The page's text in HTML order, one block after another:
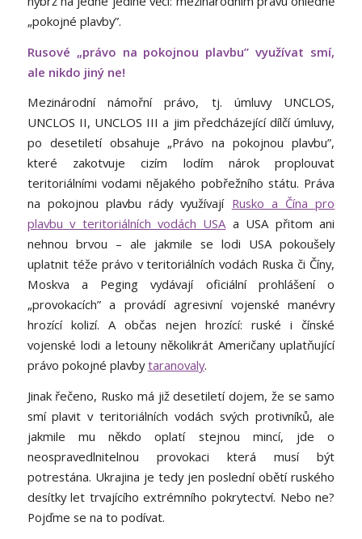
„pokojné plavby”.
Rusové „právo na pokojnou plavbu” využívat smí,
ale nikdo jiný ne!
Mezinárodní námořní právo, tj. úmluvy UNCLOS,
UNCLOS II, UNCLOS III a jim předcházející dílčí úmluvy,
po desetiletí obsahuje „Právo na pokojnou plavbu”,
které zakotvuje cizím lodím nárok proplouvat
teritoriálními vodami nějakého pobřežního státu. Práva
na pokojnou plavbu rády využívají Rusko a Čína pro
plavbu v teritoriálních vodách USAa USA přitom ani
nehnou brvou – ale jakmile se lodi USA pokoušely
uplatnit téže právo v teritoriálních vodách Ruska či Číny,
Moskva a Peging vydávají oficiální prohlášení o
„provokacích” a provádí agresivní vojenské manévry
hrozící kolizí. A občas nejen hrozící: ruské i čínské
vojenské lodi a letouny několikrát Američany uplatňující
právo pokojné plavbytaranovaly.
Jinak řečeno, Rusko má již desetiletí dojem, že se samo
smí plavit v teritoriálních vodách svých protivníků, ale
jakmile mu někdo oplatí stejnou mincí, jde o
neospravedlnitelnou provokaci která musí být
potrestána. Ukrajina je tedy jen poslední obětí ruského
desítky let trvajícího extrémního pokrytectví. Nebo ne?
Pojďme se na to podívat.